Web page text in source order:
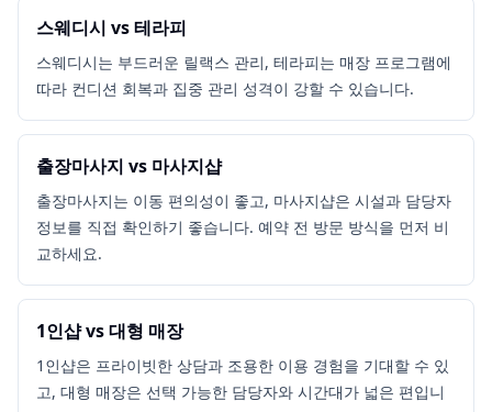
스웨디시 vs 테라피
스웨디시는 부드러운 릴랙스 관리, 테라피는 매장 프로그램에
따라 컨디션 회복과 집중 관리 성격이 강할 수 있습니다.
출장마사지 vs 마사지샵
출장마사지는 이동 편의성이 좋고, 마사지샵은 시설과 담당자
정보를 직접 확인하기 좋습니다. 예약 전 방문 방식을 먼저 비
교하세요.
1인샵 vs 대형 매장
1인샵은 프라이빗한 상담과 조용한 이용 경험을 기대할 수 있
고, 대형 매장은 선택 가능한 담당자와 시간대가 넓은 편입니